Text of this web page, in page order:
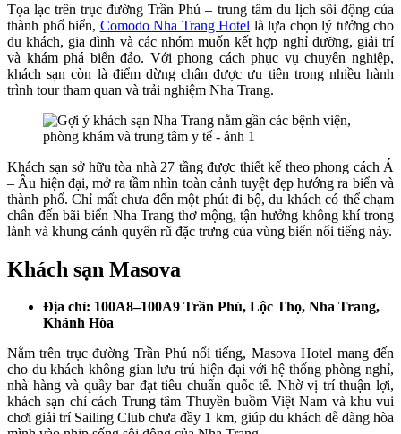
Tọa lạc trên trục đường Trần Phú – trung tâm du lịch sôi động của
thành phố biển, Comodo Nha Trang Hotel là lựa chọn lý tưởng cho
du khách, gia đình và các nhóm muốn kết hợp nghỉ dưỡng, giải trí
và khám phá biển đảo. Với phong cách phục vụ chuyên nghiệp,
khách sạn còn là điểm dừng chân được ưu tiên trong nhiều hành
trình tour tham quan và trải nghiệm Nha Trang.
Khách sạn sở hữu tòa nhà 27 tầng được thiết kế theo phong cách Á
– Âu hiện đại, mở ra tầm nhìn toàn cảnh tuyệt đẹp hướng ra biển và
thành phố. Chỉ mất chưa đến một phút đi bộ, du khách có thể chạm
chân đến bãi biển Nha Trang thơ mộng, tận hưởng không khí trong
lành và khung cảnh quyến rũ đặc trưng của vùng biển nổi tiếng này.
Khách sạn Masova
Địa chỉ: 100A8–100A9 Trần Phú, Lộc Thọ, Nha Trang,
Khánh Hòa
Nằm trên trục đường Trần Phú nổi tiếng, Masova Hotel mang đến
cho du khách không gian lưu trú hiện đại với hệ thống phòng nghỉ,
nhà hàng và quầy bar đạt tiêu chuẩn quốc tế. Nhờ vị trí thuận lợi,
khách sạn chỉ cách Trung tâm Thuyền buồm Việt Nam và khu vui
chơi giải trí Sailing Club chưa đầy 1 km, giúp du khách dễ dàng hòa